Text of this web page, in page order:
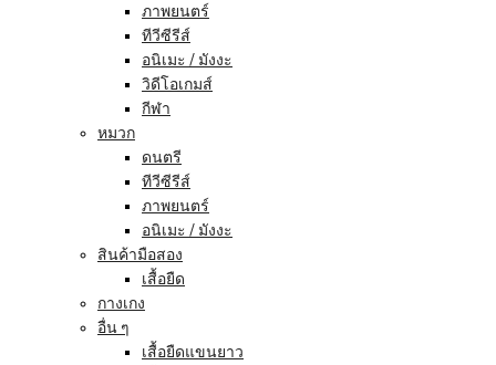
ภาพยนตร์
ทีวีซีรีส์
อนิเมะ / มังงะ
วิดีโอเกมส์
กีฬา
หมวก
ดนตรี
ทีวีซีรีส์
ภาพยนตร์
อนิเมะ / มังงะ
สินค้ามือสอง
เสื้อยืด
กางเกง
อื่น ๆ
เสื้อยืดแขนยาว